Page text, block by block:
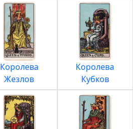
Королева
Жезлов
Королева
Кубков